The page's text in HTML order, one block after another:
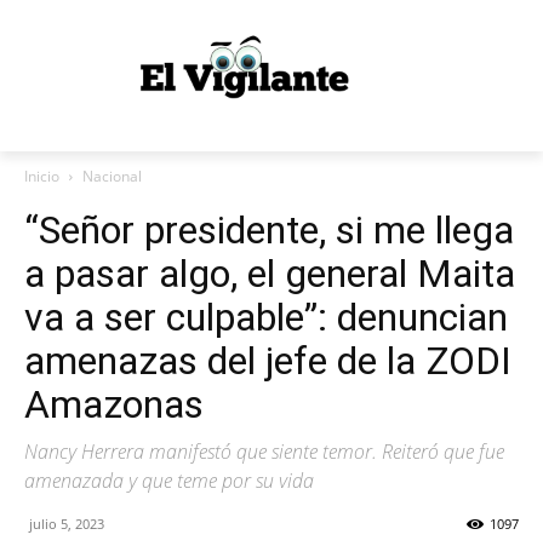
Inicio Nacional
“Señor presidente, si me llega
a pasar algo, el general Maita
va a ser culpable”: denuncian
amenazas del jefe de la ZODI
Amazonas
Nancy Herrera manifestó que siente temor. Reiteró que fue
amenazada y que teme por su vida
julio 5, 2023 1097